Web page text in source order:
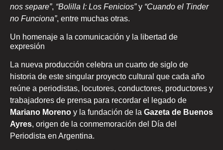
nos separe”, “Bolilla I: Los Fenicios”y “Cuando el Tinder
no Funciona”, entre muchas otras.
Un homenaje a la comunicación y la libertad de
expresión
La nueva producción celebra un cuarto de siglo de
historia de este singular proyecto cultural que cada año
reúne a periodistas, locutores, conductores, productores y
trabajadores de prensa para recordar el legado de
Mariano Moreno y la fundación de la Gazeta de Buenos
Ayres, origen de la conmemoración del Día del
Periodista en Argentina.